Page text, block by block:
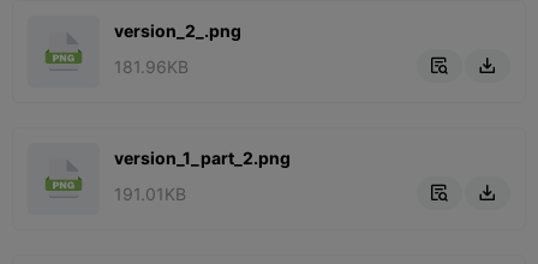
version_2_.png
181.96KB
 
version_1_part_2.png
191.01KB
 